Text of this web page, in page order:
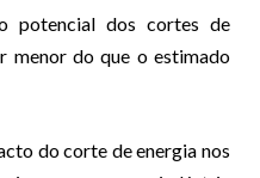
potencial dos cortes de
menor do que o estimado
do corte de energia nos